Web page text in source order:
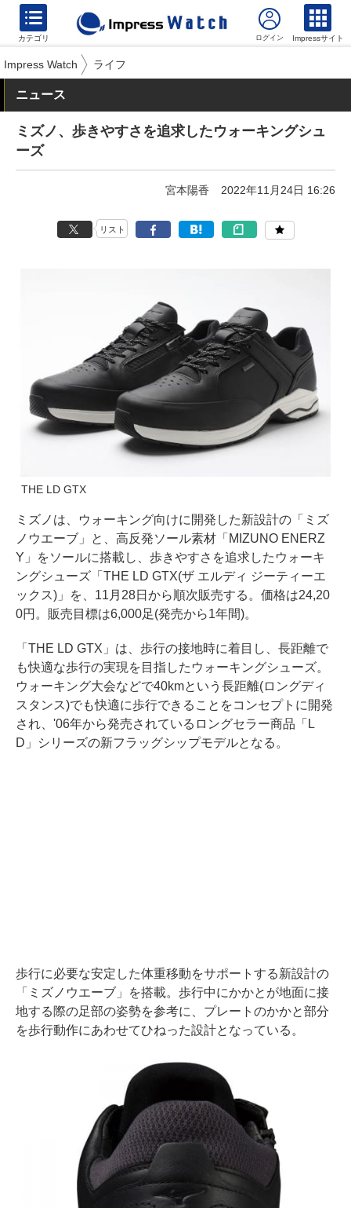
カテゴリ Impressサイト
Impress Watch ライフ
ニュース
ミズノ、歩きやすさを追求したウォーキングシュ
ーズ
宮本陽香 2022年11月24日 16:26
リスト
THE LD GTX
ミズノは、ウォーキング向けに開発した新設計の「ミズ
ノウエーブ」と、高反発ソール素材「MIZUNO ENERZ
Y」をソールに搭載し、歩きやすさを追求したウォーキ
ングシューズ「THE LD GTX(ザ エルディ ジーティーエ
ックス)」を、11月28日から順次販売する。価格は24,20
0円。販売目標は6,000足(発売から1年間)。
「THE LD GTX」は、歩行の接地時に着目し、長距離で
も快適な歩行の実現を目指したウォーキングシューズ。
ウォーキング大会などで40kmという長距離(ロングディ
スタンス)でも快適に歩行できることをコンセプトに開発
され、'06年から発売されているロングセラー商品「L
D」シリーズの新フラッグシップモデルとなる。
歩行に必要な安定した体重移動をサポートする新設計の
「ミズノウエーブ」を搭載。歩行中にかかとが地面に接
地する際の足部の姿勢を参考に、プレートのかかと部分
を歩行動作にあわせてひねった設計となっている。